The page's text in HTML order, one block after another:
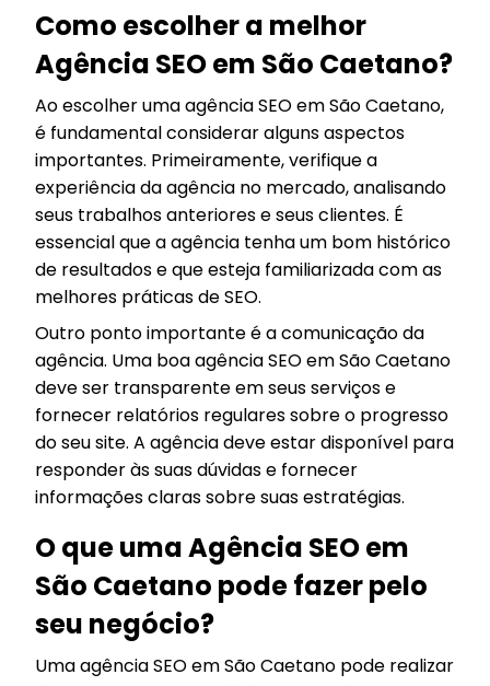
Como escolher a melhor
Agência SEO em São Caetano?
Ao escolher uma agência SEO em São Caetano,
é fundamental considerar alguns aspectos
importantes. Primeiramente, verifique a
experiência da agência no mercado, analisando
seus trabalhos anteriores e seus clientes. É
essencial que a agência tenha um bom histórico
de resultados e que esteja familiarizada com as
melhores práticas de SEO.
Outro ponto importante é a comunicação da
agência. Uma boa agência SEO em São Caetano
deve ser transparente em seus serviços e
fornecer relatórios regulares sobre o progresso
do seu site. A agência deve estar disponível para
responder às suas dúvidas e fornecer
informações claras sobre suas estratégias.
O que uma Agência SEO em
São Caetano pode fazer pelo
seu negócio?
Uma agência SEO em São Caetano pode realizar